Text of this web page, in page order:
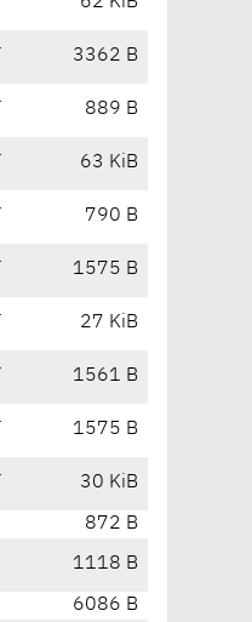
3362 B
889 B
63 KiB
790 B
1575 B
27 KiB
1561 B
1575 B
30 KiB
872 B
1118 B
6086 B